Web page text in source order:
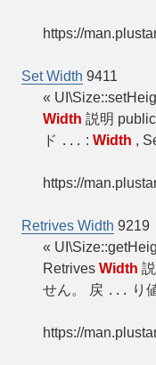
https://
Set Width 9411
«
Width 説明
ド ... : Width ,
https://
Retrives Width 9219
«
Retrives Width
せん。 戻 ... り
https://